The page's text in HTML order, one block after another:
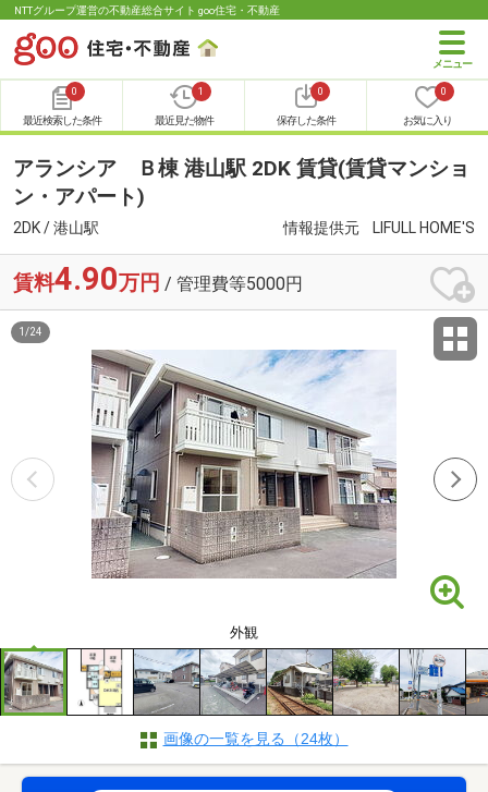
NTTグループ運営の不動産総合サイト goo住宅・不動産
0
最近検索した条件
1
最近見た物件
0
保存した条件
0
お気に入り
アランシア Ｂ棟 港山駅 2DK 賃貸(賃貸マンショ
ン・アパート)
2DK / 港山駅 情報提供元 LIFULL HOME'S
賃料4.90万円 / 管理費等5000円
外観
1 /24
画像の一覧を見る（24枚）